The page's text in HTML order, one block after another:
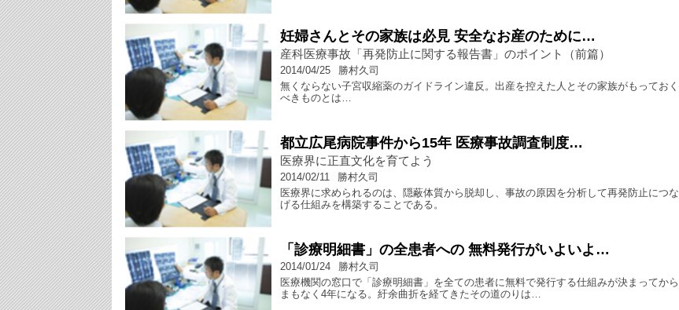
妊婦さんとその家族は必見 安全なお産のために…
産科医療事故「再発防止に関する報告書」のポイント（前篇）
2014/04/25
勝村久司
無くならない子宮収縮薬のガイドライン違反。出産を控えた人とその家族がもっておく
べきものとは…
都立広尾病院事件から15年 医療事故調査制度…
医療界に正直文化を育てよう
2014/02/11
勝村久司
医療界に求められるのは、隠蔽体質から脱却し、事故の原因を分析して再発防止につな
げる仕組みを構築することである。
「診療明細書」の全患者への 無料発行がいよいよ…
2014/01/24
勝村久司
医療機関の窓口で「診療明細書」を全ての患者に無料で発行する仕組みが決まってから
まもなく4年になる。紆余曲折を経てきたその道のりは…